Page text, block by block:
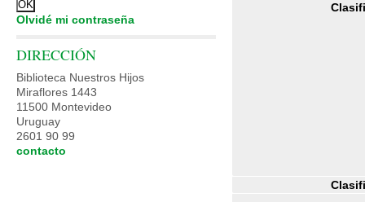
Olvidé mi contraseña
DIRECCIÓN
Biblioteca Nuestros Hijos
Miraflores 1443
11500 Montevideo
Uruguay
2601 90 99
contacto